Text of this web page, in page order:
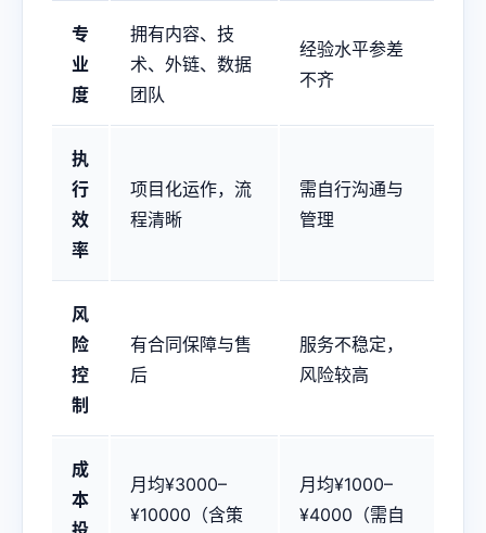
专
业
度
拥有内容、技
术、外链、数据
团队
经验水平参差
不齐
执
行
效
率
项目化运作，流
程清晰
需自行沟通与
管理
风
险
控
制
有合同保障与售
后
服务不稳定，
风险较高
成
本
月均¥3000–
¥10000（含策
月均¥1000–
¥4000（需自